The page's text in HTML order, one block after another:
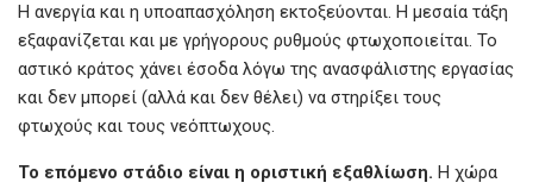
Η ανεργία και η υποαπασχόληση εκτοξεύονται. Η μεσαία τάξη
εξαφανίζεται και με γρήγορους ρυθμούς φτωχοποιείται. Το
αστικό κράτος χάνει έσοδα λόγω της ανασφάλιστης εργασίας
και δεν μπορεί (αλλά και δεν θέλει) να στηρίξει τους
φτωχούς και τους νεόπτωχους.
Το επόμενο στάδιο είναι η οριστική εξαθλίωση. Η χώρα